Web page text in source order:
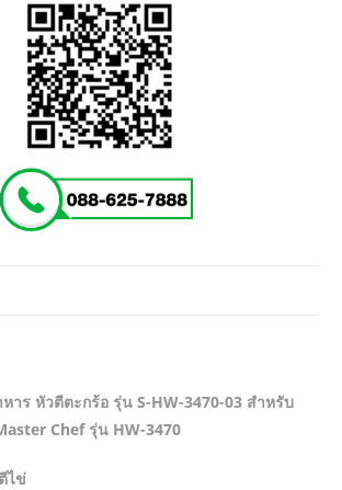
าร หัวตีตะกร้อ รุ่น S-HW-3470-03 สำหรับ
Chef รุ่น HW-3470
ไข่